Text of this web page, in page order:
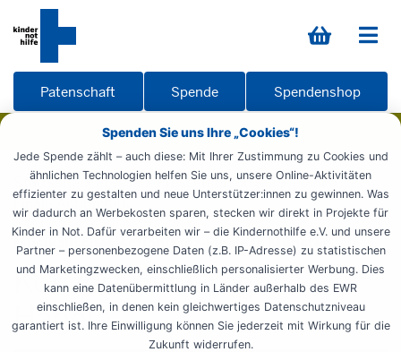
Spenden Sie uns Ihre „Cookies“!
Jede Spende zählt – auch diese: Mit Ihrer Zustimmung zu Cookies und
ähnlichen Technologien helfen Sie uns, unsere Online-Aktivitäten
effizienter zu gestalten und neue Unterstützer:innen zu gewinnen. Was
wir dadurch an Werbekosten sparen, stecken wir direkt in Projekte für
Kinder in Not. Dafür verarbeiten wir – die Kindernothilfe e.V. und unsere
Partner – personenbezogene Daten (z.B. IP-Adresse) zu statistischen
und Marketingzwecken, einschließlich personalisierter Werbung. Dies
kann eine Datenübermittlung in Länder außerhalb des EWR
einschließen, in denen kein gleichwertiges Datenschutzniveau
garantiert ist. Ihre Einwilligung können Sie jederzeit mit Wirkung für die
Zukunft widerrufen.
Patenschaft Spende Spendenshop
Startseite Presse Pressemeldungen
2024
Finale Action!Kidz
Musikalisches Action!Kidz-Finale in Münster
Konzert mit Gregor
Hägele